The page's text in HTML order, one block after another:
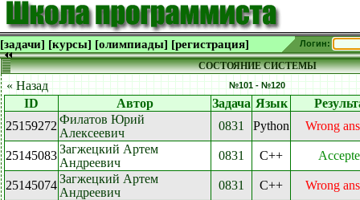
[задачи] [курсы] [олимпиады] [регистрация] Логин:
СОСТОЯНИЕ СИСТЕМЫ
« Назад №101 - №120
ID Автор Задача Язык
25159272 Филатов Юрий
Алексеевич
0831 Python Wrong
25145083Загжецкий Артем
Андреевич
0831 C++
25145074Загжецкий Артем
Андреевич
0831 C++ Wrong